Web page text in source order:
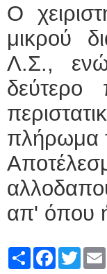
Ο
μικρού
Λ.Σ.,
δεύτερο
πλήρωμα
απ' όπου
ShareFacebook